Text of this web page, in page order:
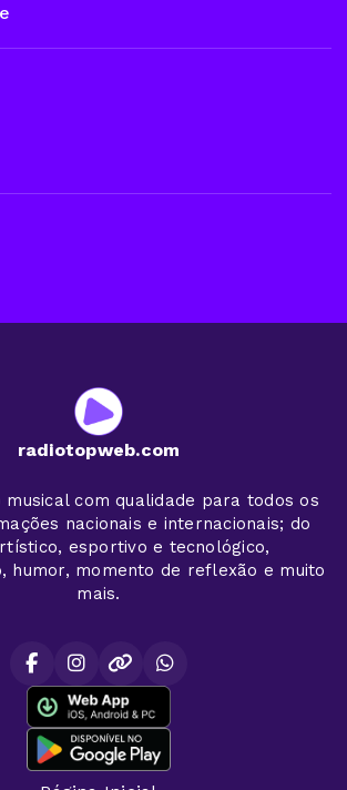
radiotopweb.com
musical com qualidade para todos os
nacionais e internacionais; do
esportivo e tecnológico,
humor, momento de reflexão e muito
mais.